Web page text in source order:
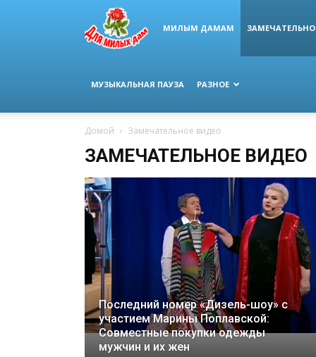
МИЛЫМ ДАМАМ
МУЗЫКАЛЬНАЯ ПАУЗА РАЗНОЕ
Домой Замечательное видео
ЗАМЕЧАТЕЛЬНОЕ ВИДЕО
Последний номер «Дизель-шоу» с
участием Марины Поплавской:
Совместные покупки одежды
мужчин и их жен